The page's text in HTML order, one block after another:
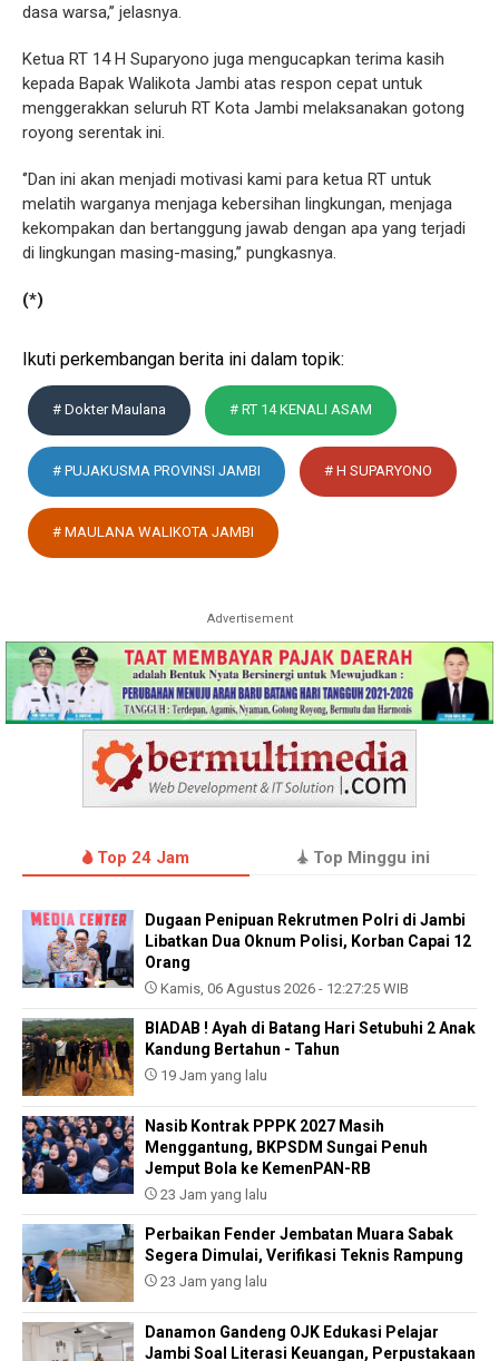
dasa warsa,’’ jelasnya.
Ketua RT 14 H Suparyono juga mengucapkan terima kasih
kepada Bapak Walikota Jambi atas respon cepat untuk
menggerakkan seluruh RT Kota Jambi melaksanakan gotong
royong serentak ini.
‘’Dan ini akan menjadi motivasi kami para ketua RT untuk
melatih warganya menjaga kebersihan lingkungan, menjaga
kekompakan dan bertanggung jawab dengan apa yang terjadi
di lingkungan masing-masing,’’ pungkasnya.
(*)
Ikuti perkembangan berita ini dalam topik:
# Dokter Maulana # RT 14 KENALI ASAM
# PUJAKUSMA PROVINSI JAMBI # H SUPARYONO
# MAULANA WALIKOTA JAMBI
Advertisement
Top 24 Jam Top Minggu ini
Dugaan Penipuan Rekrutmen Polri di Jambi
Libatkan Dua Oknum Polisi, Korban Capai 12
Orang
Kamis, 06 Agustus 2026 - 12:27:25 WIB
BIADAB ! Ayah di Batang Hari Setubuhi 2 Anak
Kandung Bertahun - Tahun
19 Jam yang lalu
Nasib Kontrak PPPK 2027 Masih
Menggantung, BKPSDM Sungai Penuh
Jemput Bola ke KemenPAN-RB
23 Jam yang lalu
Perbaikan Fender Jembatan Muara Sabak
Segera Dimulai, Verifikasi Teknis Rampung
23 Jam yang lalu
Danamon Gandeng OJK Edukasi Pelajar
Jambi Soal Literasi Keuangan, Perpustakaan